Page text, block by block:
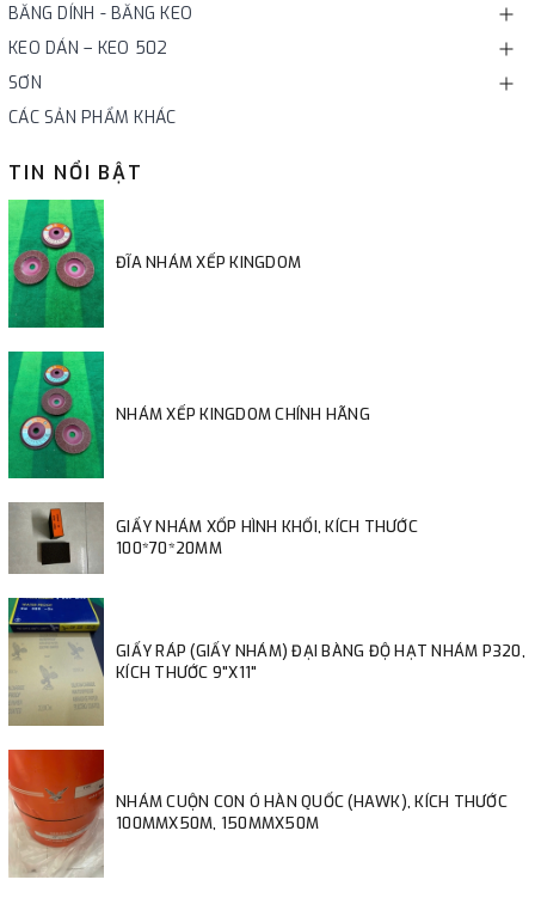
BĂNG DÍNH - BĂNG KEO
KEO DÁN – KEO 502
SƠN
CÁC SẢN PHẨM KHÁC
TIN NỔI BẬT
ĐĨA NHÁM XẾP KINGDOM
NHÁM XẾP KINGDOM CHÍNH HÃNG
GIẤY NHÁM XỐP HÌNH KHỐI, KÍCH THƯỚC
100*70*20MM
GIẤY RÁP (GIẤY NHÁM) ĐẠI BÀNG ĐỘ HẠT NHÁM P320,
KÍCH THƯỚC 9"X11"
NHÁM CUỘN CON Ó HÀN QUỐC (HAWK), KÍCH THƯỚC
100MMX50M, 150MMX50M